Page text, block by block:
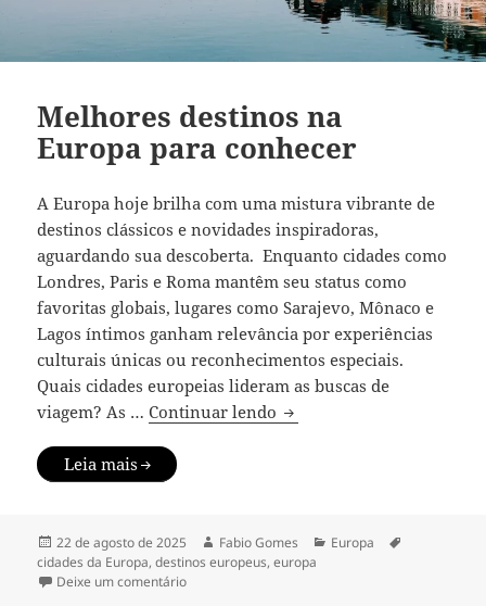
Melhores destinos na
Europa para conhecer
A Europa hoje brilha com uma mistura vibrante de
destinos clássicos e novidades inspiradoras,
aguardando sua descoberta. Enquanto cidades como
Londres, Paris e Roma mantêm seu status como
favoritas globais, lugares como Sarajevo, Mônaco e
Lagos íntimos ganham relevância por experiências
culturais únicas ou reconhecimentos especiais.
Quais cidades europeias lideram as buscas de
viagem? As …Continuar lendo Melhores destinos na
Leia mais
Publicado
em
22 de agosto de 2025 Autor
Fabio Gomes Categorias
Europa
cidades da Europa,destinos europeus,europa
Deixe um comentárioem Melhores destinos na Europa para conhecer